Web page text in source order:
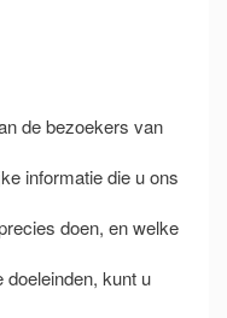
de bezoekers van
informatie die u ons
doen, en welke
kunt u